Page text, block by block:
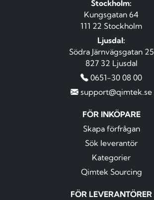
Stockholm:
Kungsgatan 64
111 22 Stockholm
Ljusdal:
Södra Järnvägsgatan 25
827 32 Ljusdal
0651-30 08 00
support@qimtek.se
FÖR INKÖPARE
Skapa förfrågan
Sök leverantör
Kategorier
Qimtek Sourcing
FÖR LEVERANTÖRER